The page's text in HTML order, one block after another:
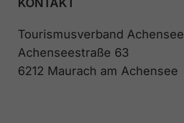
Tourismusverband Achensee
Achenseestraße 63
6212 Maurach am Achensee